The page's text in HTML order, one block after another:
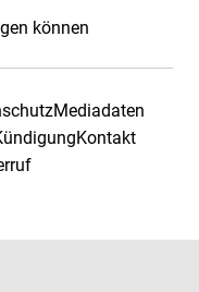
können
Mediadaten
Kontakt